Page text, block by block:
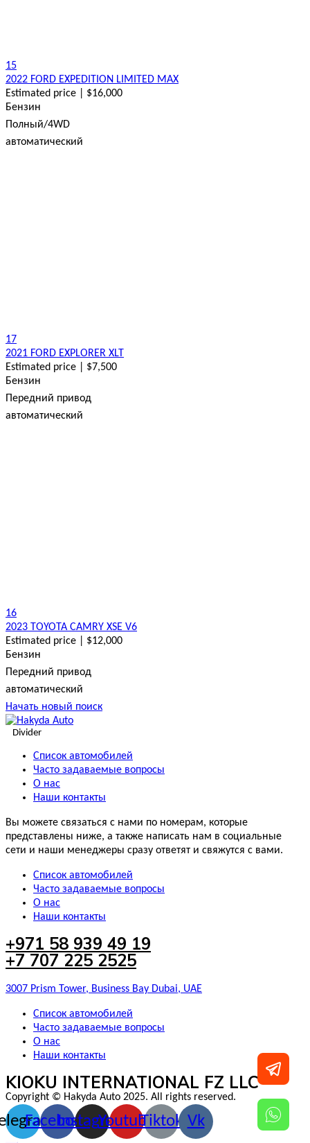
15
2022 FORD EXPEDITION LIMITED MAX
Estimated price | $16,000
Бензин
Полный/4WD
автоматический
17
2021 FORD EXPLORER XLT
Estimated price | $7,500
Бензин
Передний привод
автоматический
16
2023 TOYOTA CAMRY XSE V6
Estimated price | $12,000
Бензин
Передний привод
автоматический
Начать новый поиск
Divider
Список автомобилей
Часто задаваемые вопросы
О нас
Наши контакты
Вы можете связаться с нами по номерам, которые
представлены ниже, а также написать нам в социальные
сети и наши менеджеры сразу ответят и свяжутся с вами.
Список автомобилей
Часто задаваемые вопросы
О нас
Наши контакты
+971 58 939 49 19
+7 707 225 2525
3007 Prism Tower, Business Bay Dubai, UAE
Список автомобилей
Часто задаваемые вопросы
О нас
Наши контакты
KIOKU INTERNATIONAL FZ LLC
Copyright © Hakyda Auto 2025. All rights reserved.
FacebookInstagramYoutubeTiktok Vk